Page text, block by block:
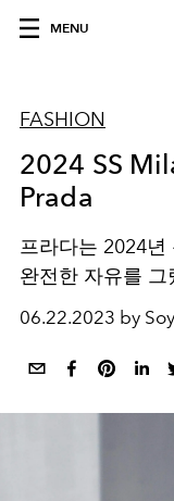
MENU
FASHION
2024 SS
Prada
프라다는 2024년
완전한 자유를 그
06.22.2023 by